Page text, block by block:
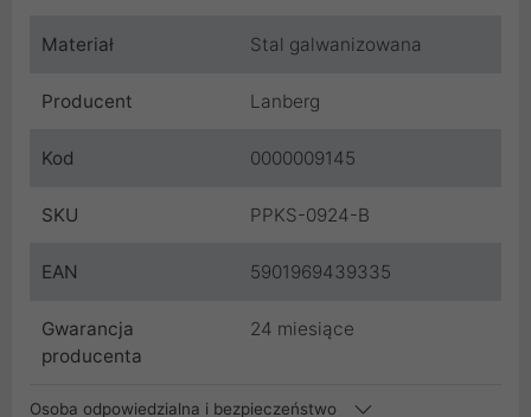
Materiał Stal galwanizowana
Producent Lanberg
Kod 0000009145
SKU PPKS-0924-B
EAN 5901969439335
Gwarancja
producenta
24 miesiące
Osoba odpowiedzialna i bezpieczeństwo